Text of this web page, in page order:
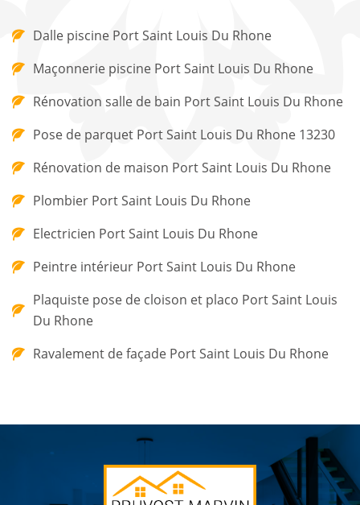
Dalle piscine Port Saint Louis Du Rhone
Maçonnerie piscine Port Saint Louis Du Rhone
Rénovation salle de bain Port Saint Louis Du Rhone
Pose de parquet Port Saint Louis Du Rhone 13230
Rénovation de maison Port Saint Louis Du Rhone
Plombier Port Saint Louis Du Rhone
Electricien Port Saint Louis Du Rhone
Peintre intérieur Port Saint Louis Du Rhone
Plaquiste pose de cloison et placo Port Saint Louis
Du Rhone
Ravalement de façade Port Saint Louis Du Rhone